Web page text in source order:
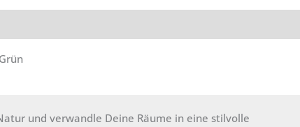
und verwandle Deine Räume in eine stilvolle